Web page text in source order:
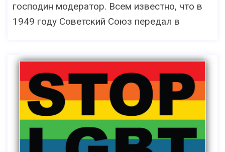
господин модератор. Всем известно, что в
1949 году Советский Союз передал в